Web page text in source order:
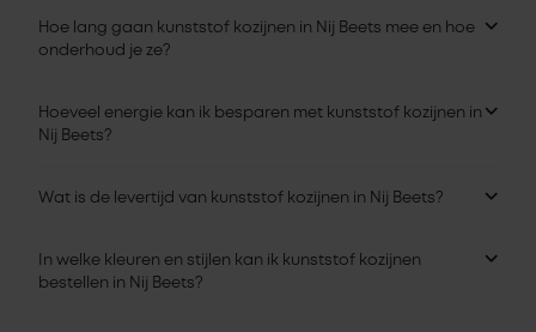
Hoe lang gaan kunststof kozijnen in Nij Beets mee en hoe
onderhoud je ze?
Hoeveel energie kan ik besparen met kunststof kozijnen in
Nij Beets?
Wat is de levertijd van kunststof kozijnen in Nij Beets?
In welke kleuren en stijlen kan ik kunststof kozijnen
bestellen in Nij Beets?